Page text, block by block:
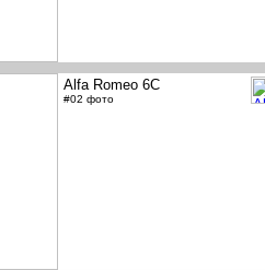
Alfa Romeo 6C
#02 фото